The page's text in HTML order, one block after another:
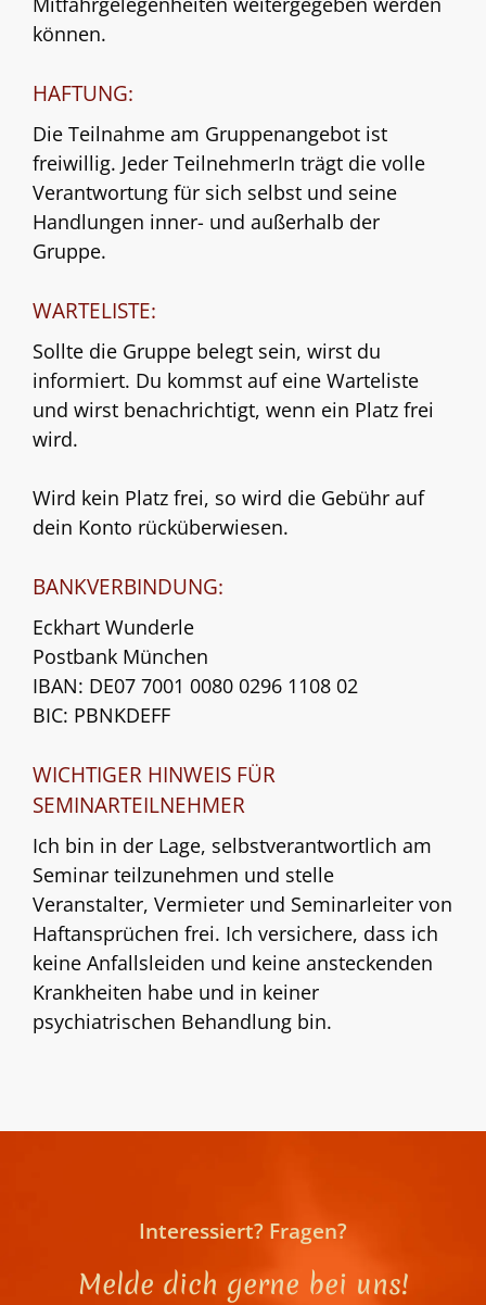
können.
HAFTUNG:
Die Teilnahme am Gruppenangebot ist
freiwillig. Jeder TeilnehmerIn trägt die volle
Verantwortung für sich selbst und seine
Handlungen inner- und außerhalb der
Gruppe.
WARTELISTE:
Sollte die Gruppe belegt sein, wirst du
informiert. Du kommst auf eine Warteliste
und wirst benachrichtigt, wenn ein Platz frei
wird.
Wird kein Platz frei, so wird die Gebühr auf
dein Konto rücküberwiesen.
BANKVERBINDUNG:
Eckhart Wunderle
Postbank München
IBAN: DE07 7001 0080 0296 1108 02
BIC: PBNKDEFF
WICHTIGER HINWEIS FÜR
SEMINARTEILNEHMER
Ich bin in der Lage, selbstverantwortlich am
Seminar teilzunehmen und stelle
Veranstalter, Vermieter und Seminarleiter von
Haftansprüchen frei. Ich versichere, dass ich
keine Anfallsleiden und keine ansteckenden
Krankheiten habe und in keiner
psychiatrischen Behandlung bin.
Interessiert? Fragen?
Melde dich gerne bei uns!